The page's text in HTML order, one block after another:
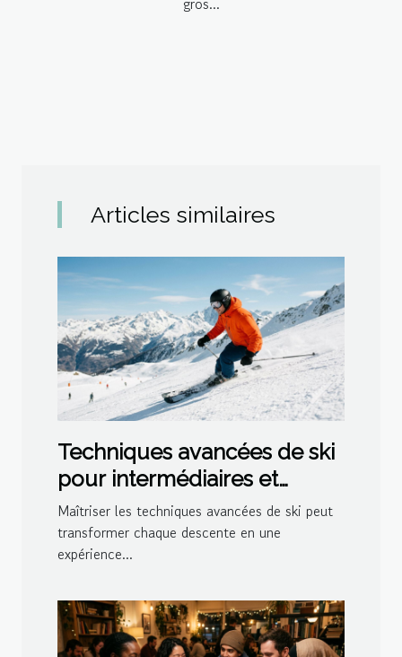
Articles similaires
Techniques avancées de ski
pour intermédiaires et
experts
Maîtriser les techniques avancées de ski peut
transformer chaque descente en une
expérience...